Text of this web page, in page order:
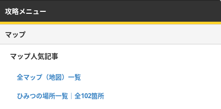
攻略メニュー
マップ
マップ人気記事
全マップ（地図）一覧
ひみつの場所一覧｜全102箇所